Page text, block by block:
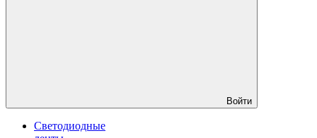
Войти
Светодиодные